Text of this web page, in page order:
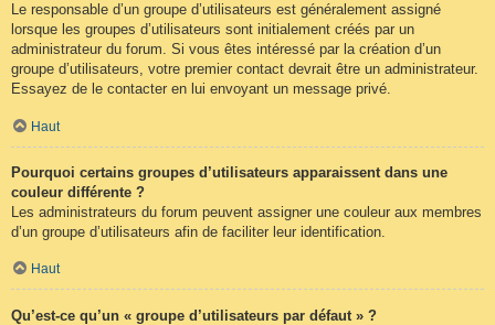
Le responsable d’un groupe d’utilisateurs est généralement assigné
lorsque les groupes d’utilisateurs sont initialement créés par un
administrateur du forum. Si vous êtes intéressé par la création d’un
groupe d’utilisateurs, votre premier contact devrait être un administrateur.
Essayez de le contacter en lui envoyant un message privé.
Haut
Pourquoi certains groupes d’utilisateurs apparaissent dans une
couleur différente ?
Les administrateurs du forum peuvent assigner une couleur aux membres
d’un groupe d’utilisateurs afin de faciliter leur identification.
Haut
Qu’est-ce qu’un « groupe d’utilisateurs par défaut » ?